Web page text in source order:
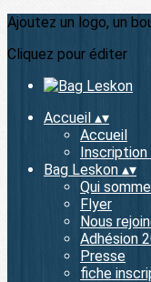
Ajoutez un logo, un
Cliquez pour éditer
Accueil ▴▾
Accueil
Bag Leskon ▴▾
Qui
Flyer
Nous
Adhésion
Presse
fiche